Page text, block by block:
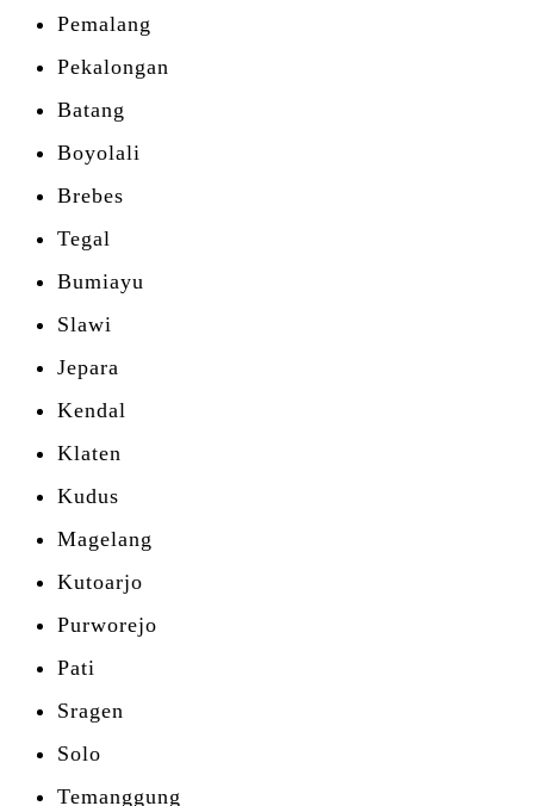
Pemalang
Pekalongan
Batang
Boyolali
Brebes
Tegal
Bumiayu
Slawi
Jepara
Kendal
Klaten
Kudus
Magelang
Kutoarjo
Purworejo
Pati
Sragen
Solo
Temanggung